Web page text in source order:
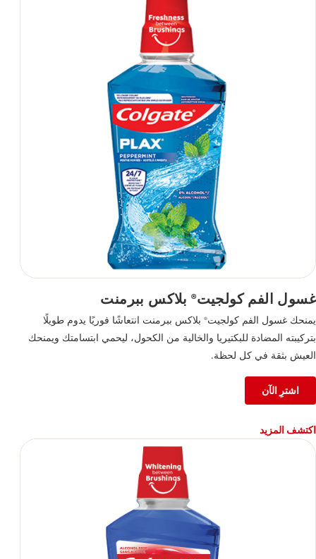
غسول الفم كولجيت®بلاكس ببرمنت
يمنحك غسول الفم كولجيت®
بلاكس ببرمنت انتعاشًا فوريًا يدوم طويلًا
بتركيبته المضادة للبكتيريا والخالية من الكحول، ليحمي ابتسامتك ويمنحك
العيش بثقة في كل لحظة.
اشترِ الآن
اكتشف المزيد